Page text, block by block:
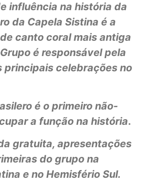
influência na história da
da Capela Sistina é a
canto coral mais antiga
é responsável pela
principais celebrações no
é o primeiro não-
a função na história.
gratuita, apresentações
do grupo na
e no Hemisfério Sul.